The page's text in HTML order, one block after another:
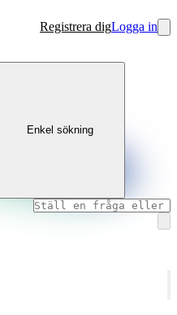
Registrera digLogga in
Enkel sökning